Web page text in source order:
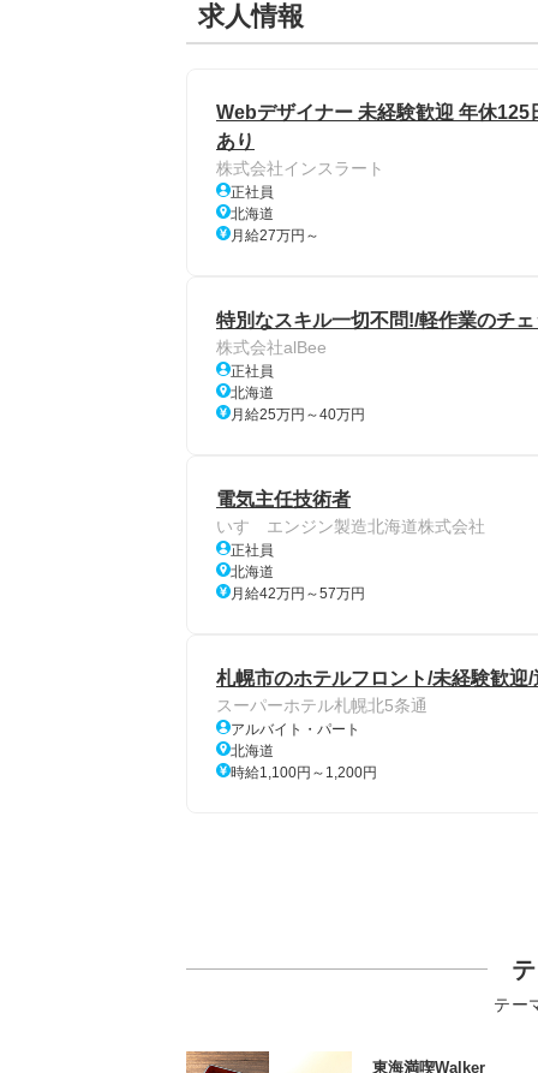
求人情報
Webデザイナー 未経験歓迎 年休
あり
株式会社インスラート
正社員
北海道
月給27万円～
特別なスキル一切不問!/軽作業のチ
株式会社alBee
正社員
北海道
月給25万円～40万円
電気主任技術者
いすゞエンジン製造北海道株式会社
正社員
北海道
月給42万円～57万円
札幌市のホテルフロント/未経験歓迎
スーパーホテル札幌北5条通
アルバイト・パート
北海道
時給1,100円～1,200円
テー
東海満喫Walker